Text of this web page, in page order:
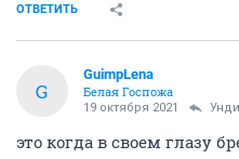
ОТВЕТИТЬ
G
GuimpLena
Белая Госпожа
19 октября 2021
это когда в своем глазу